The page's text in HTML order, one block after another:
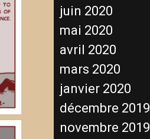
juin 2020
mai 2020
avril 2020
mars 2020
janvier 2020
décembre 2019
novembre 2019